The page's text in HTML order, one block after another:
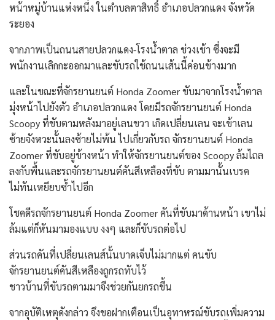
หน้าหมู่บ้านแห่งหนึ่ง ในตำบลตาสิทธิ์ อำเภอปลวกแดง จังหวัด
ระยอง
จากภาพเป็นถนนสายปลวกแดง-โรงน้ำตาล ช่วงเช้า ซึ่งจะมี
พนักงานเลิกกะออกมาและขับรถใช้ถนนเส้นนี้ค่อนข้างมาก
และในขณะที่จักรยานยนต์ Honda Zoomer ขับมาจากโรงน้ำตาล
มุ่งหน้าไปยังตัว อำเภอปลวกแดง โดยมีรถจักรยานยนต์ Honda
Scoopy ที่ขับตามหลังมาอยู่เลนขวา เกิดเปลี่ยนเลน จะเข้าเลน
ซ้ายจังหวะนั้นลงซ้ายไม่พ้น ไปเกี่ยวกับรถ จักรยานยนต์ Honda
Zoomer ที่ขับอยู่ข้างหน้า ทำให้จักรยานยนต์ของ Scoopy ล้มไถล
ลงกับพื้นและรถจักรยานยนต์คันสีเหลืองที่ขับ ตามมานั้นเบรค
ไม่ทันเหยียบซ้ำไปอีก
โชคดีรถจักรยานยนต์ Honda Zoomer คันที่ขับมาด้านหน้า เขาไม่
ล้มแต่ก็หันมามองแบบ งงๆ และก็ขับรถต่อไป
ส่วนรถคันที่เปลี่ยนเลนส์นั้นบาดเจ็บไม่มากแต่ คนขับ
จักรยานยนต์คันสีเหลืองถูกรถทับไว้
ชาวบ้านที่ขับรถตามมาจึงช่วยกันยกรถขึ้น
จากอุบัติเหตุดังกล่าว จึงขอฝากเตือนเป็นอุทาหรณ์ขับรถเพิ่มความ